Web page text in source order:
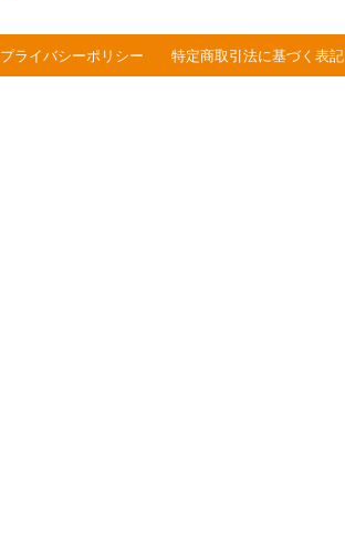
プライバシーポリシー 特定商取引法に基づく表記